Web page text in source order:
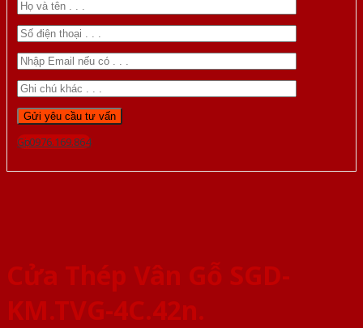
Gọi 0976.169.864
Cửa Thép Vân Gỗ SGD-
KM.TVG-4C.42n.